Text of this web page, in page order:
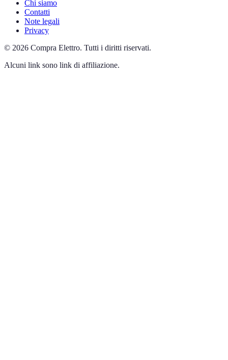
Chi siamo
Contatti
Note legali
Privacy
© 2026 Compra Elettro. Tutti i diritti riservati.
Alcuni link sono link di affiliazione.